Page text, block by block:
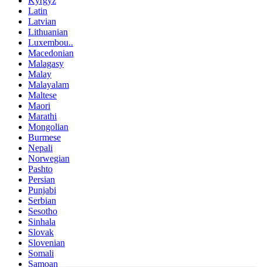
Latin
Latvian
Lithuanian
Luxembou..
Macedonian
Malagasy
Malay
Malayalam
Maltese
Maori
Marathi
Mongolian
Burmese
Nepali
Norwegian
Pashto
Persian
Punjabi
Serbian
Sesotho
Sinhala
Slovak
Slovenian
Somali
Samoan